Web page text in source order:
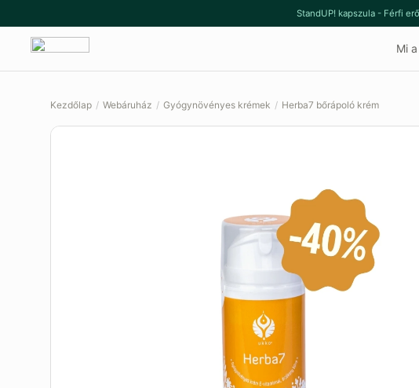
a
navigációhoz
a
tartalomba
StandUP! kapszula - Férfi
Mi
Kezdőlap / Webáruház / Gyógynövényes krémek / Herba7 bőrápoló krém